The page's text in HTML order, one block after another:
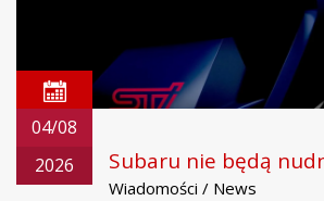
04/08
2026
Subaru nie będą
Wiadomości / News